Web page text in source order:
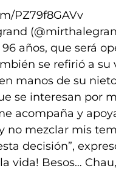
PZ79f8GAVv
años, que será
se refirió a su
manos de su
se interesan por
acompaña y
no mezclar mis
decisión”,
vida! Besos…